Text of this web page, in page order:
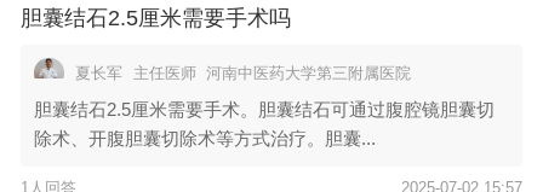
胆囊结石2.5厘米需要手术吗
夏长军 主任医师 河南中医药大学第三附属医院
胆囊结石2.5厘米需要手术。胆囊结石可通过腹腔镜胆囊切
除术、开腹胆囊切除术等方式治疗。胆囊...
1人回答 2025-07-02 15:57